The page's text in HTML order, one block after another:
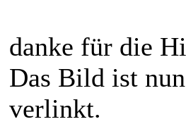
danke für die
Das Bild ist
verlinkt.